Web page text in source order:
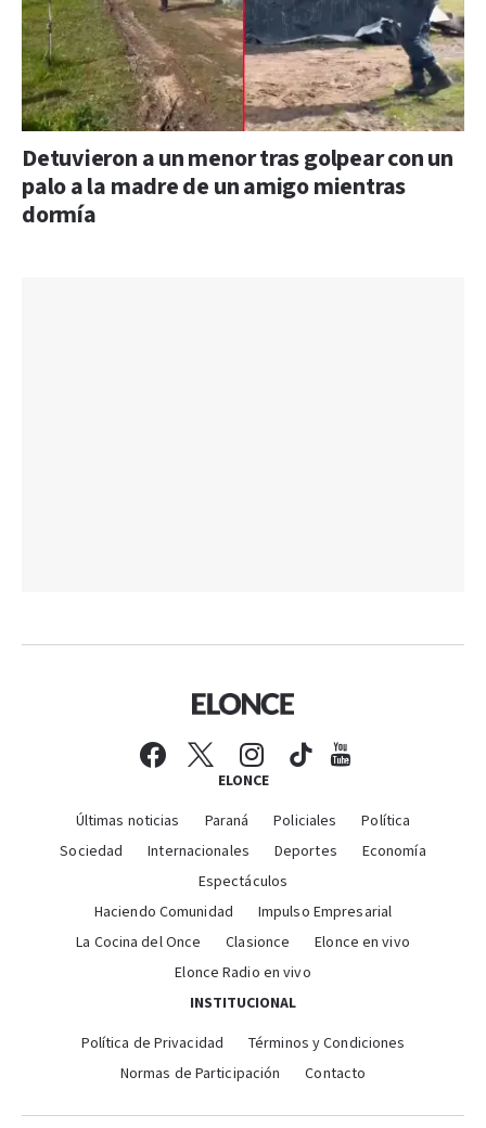
Detuvieron a un menor tras golpear con un
palo a la madre de un amigo mientras
dormía
ELONCE
Últimas noticias Paraná Policiales
Política
Sociedad
Internacionales Deportes
Economía
Espectáculos
Haciendo Comunidad
Impulso Empresarial
La Cocina del Once
Clasionce
Elonce en vivo
Elonce Radio en vivo
INSTITUCIONAL
Política de Privacidad
Términos y Condiciones
Normas de Participación
Contacto